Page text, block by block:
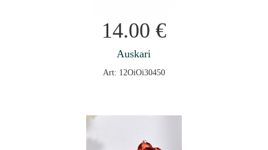
14.00 €
Auskari
Art: 12OiOi30450